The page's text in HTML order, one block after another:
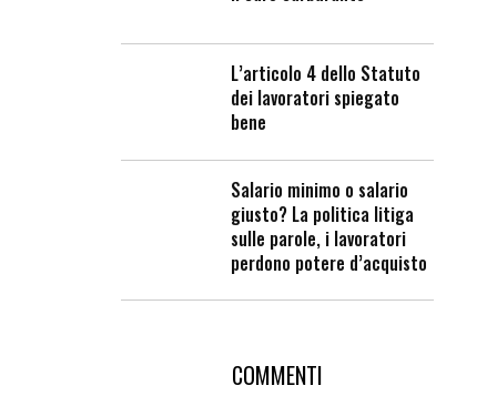
L’articolo 4 dello Statuto
dei lavoratori spiegato
bene
Salario minimo o salario
giusto? La politica litiga
sulle parole, i lavoratori
perdono potere d’acquisto
COMMENTI